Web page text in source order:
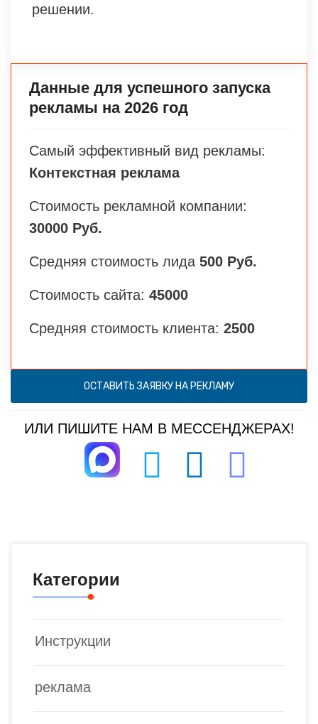
решении.
Данные для успешного запуска
рекламы на 2026 год
Самый эффективный вид рекламы:
Контекстная реклама
Стоимость рекламной компании:
30000 Руб.
Средняя стоимость лида 500 Руб.
Стоимость сайта: 45000
Средняя стоимость клиента: 2500
ОСТАВИТЬ ЗАЯВКУ НА РЕКЛАМУ
ИЛИ ПИШИТЕ НАМ В МЕССЕНДЖЕРАХ!
Категории
Инструкции
реклама